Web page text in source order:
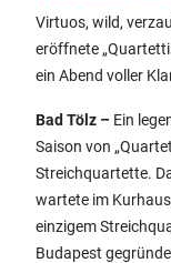
Virtuos, wild,
eröffnete
ein Abend voller
Bad Tölz – Ein
Saison von
Streichquartette.
wartete im
einzigem
Budapest